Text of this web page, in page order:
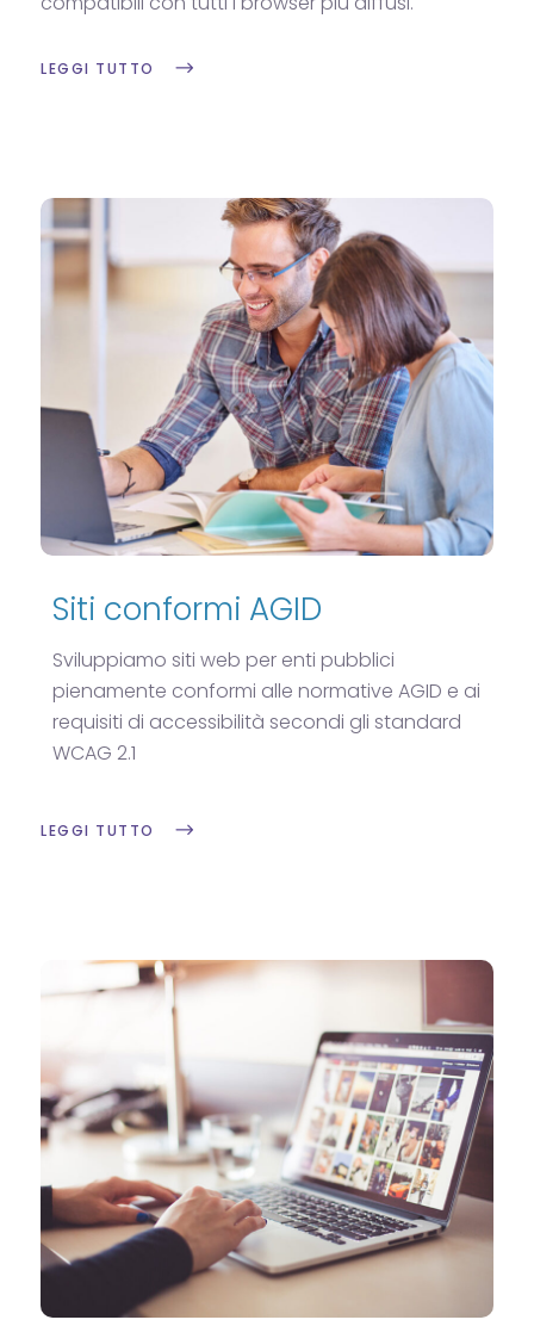
LEGGI TUTTO
Siti conformi AGID
Sviluppiamo siti web per enti pubblici
pienamente conformi alle normative AGID e ai
requisiti di accessibilità secondi gli standard
WCAG 2.1
LEGGI TUTTO